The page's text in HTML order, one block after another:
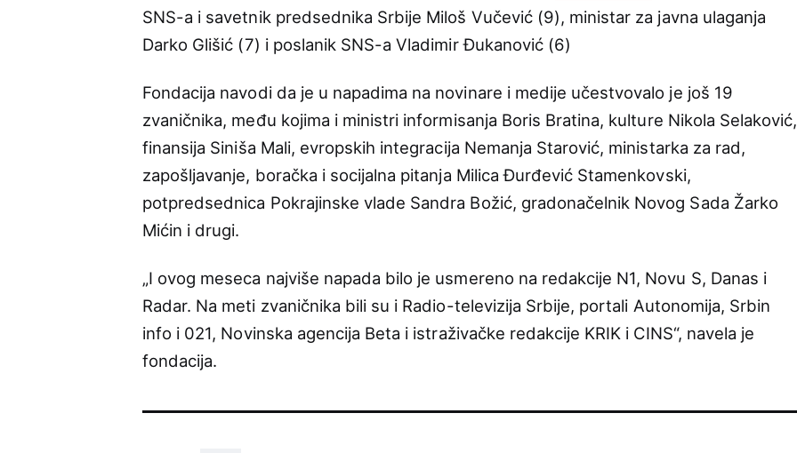
SNS-a i savetnik predsednika Srbije Miloš Vučević (9), ministar za javna ulaganja
Darko Glišić (7) i poslanik SNS-a Vladimir Đukanović (6)
Fondacija navodi da je u napadima na novinare i medije učestvovalo je još 19
zvaničnika, među kojima i ministri informisanja Boris Bratina, kulture Nikola Selaković,
finansija Siniša Mali, evropskih integracija Nemanja Starović, ministarka za rad,
zapošljavanje, boračka i socijalna pitanja Milica Đurđević Stamenkovski,
potpredsednica Pokrajinske vlade Sandra Božić, gradonačelnik Novog Sada Žarko
Mićin i drugi.
„I ovog meseca najviše napada bilo je usmereno na redakcije N1, Novu S, Danas i
Radar. Na meti zvaničnika bili su i Radio-televizija Srbije, portali Autonomija, Srbin
info i 021, Novinska agencija Beta i istraživačke redakcije KRIK i CINS“, navela je
fondacija.